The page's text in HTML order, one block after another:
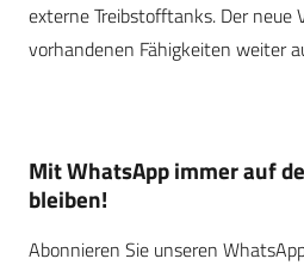
externe Treibstofftanks. Der neue
vorhandenen Fähigkeiten weiter
Mit WhatsApp immer auf
bleiben!
Abonnieren Sie unseren